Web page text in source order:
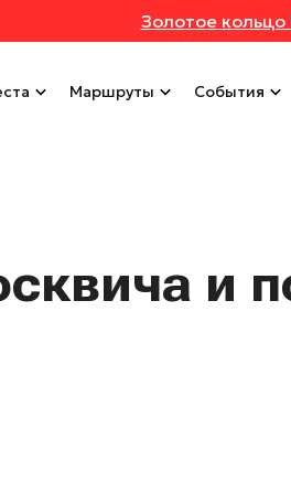
Золотое кольцо
Маршруты События
и